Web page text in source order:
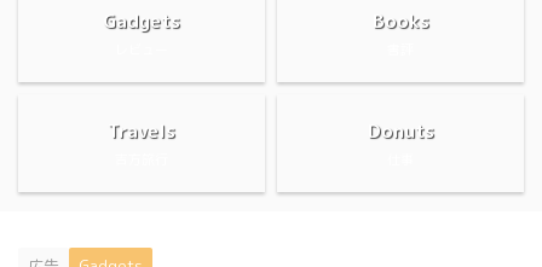
Gadgets Books
Travels Donuts